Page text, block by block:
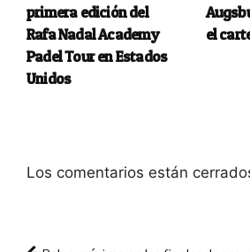
primera edición del
Rafa Nadal Academy
Padel Tour en Estados
Unidos
el
Los comentarios están